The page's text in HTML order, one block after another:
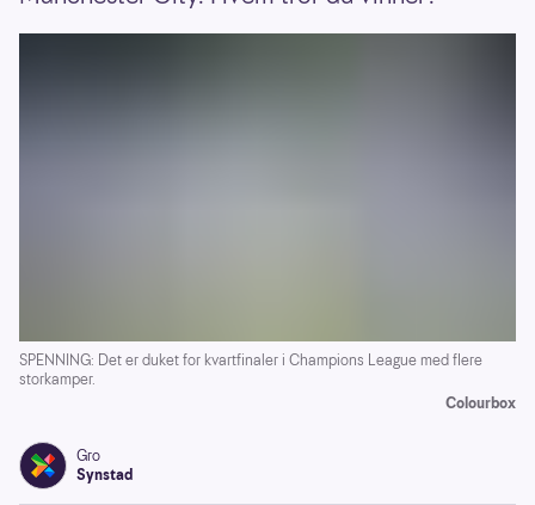
SPENNING: Det er duket for kvartfinaler i Champions League med flere
storkamper.
Colourbox
Gro
Synstad